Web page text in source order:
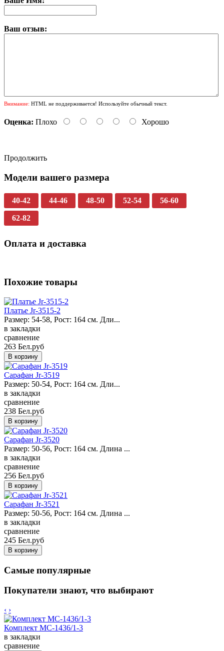
Ваш отзыв:
Внимание: HTML не поддерживается! Используйте обычный текст.
Оценка: Плохо Хорошо
Продолжить
Модели вашего размера
40-42 44-46 48-50 52-54 56-60
62-82
Оплата и доставка
Похожие товары
Платье Jr-3515-2
Размер: 54-58, Рост: 164 см. Дли...
в закладки
сравнение
263 Бел.руб
Сарафан Jr-3519
Размер: 50-54, Рост: 164 см. Дли...
в закладки
сравнение
238 Бел.руб
Сарафан Jr-3520
Размер: 50-56, Рост: 164 см. Длина ...
в закладки
сравнение
256 Бел.руб
Сарафан Jr-3521
Размер: 50-56, Рост: 164 см. Длина ...
в закладки
сравнение
245 Бел.руб
Самые популярные
Покупатели знают, что выбирают
‹ ›
Комплект MC-1436/1-3
в закладки
сравнение